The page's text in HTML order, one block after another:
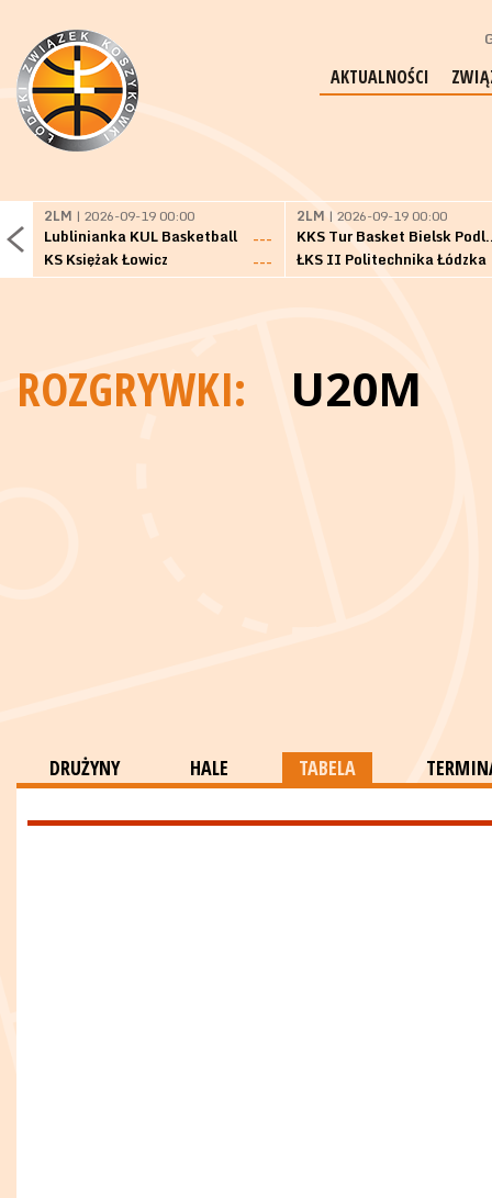
AKTUALNOŚCI
2LM | 2026-09-19 00:00
Lublinianka KUL Basketball
---
KS Księżak Łowicz
---
2LM | 2026-09-19 00:00
KKS Tur
ŁKS II Politechnika Łódzka
ROZGRYWKI: U20M
DRUŻYNY HALE TABELA